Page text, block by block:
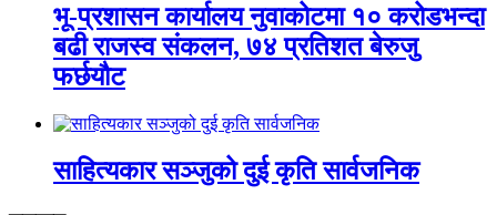
भू-प्रशासन कार्यालय नुवाकोटमा १० करोडभन्दा
बढी राजस्व संकलन, ७४ प्रतिशत बेरुजु
फर्छयौट
साहित्यकार सञ्जुको दुई कृति सार्वजनिक